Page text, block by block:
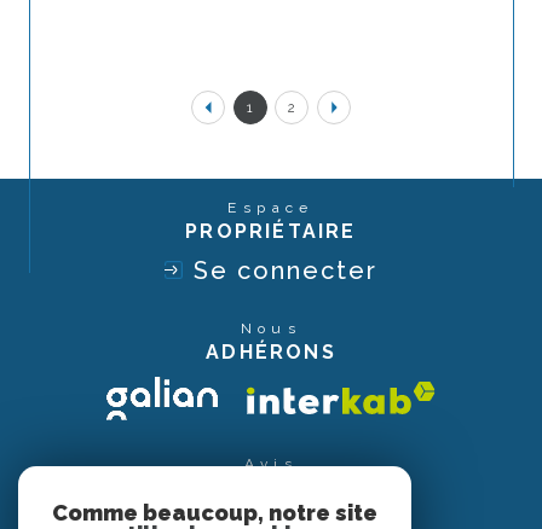
1 2
Espace
PROPRIÉTAIRE
Se connecter
Nous
ADHÉRONS
Avis
Comme beaucoup, notre site